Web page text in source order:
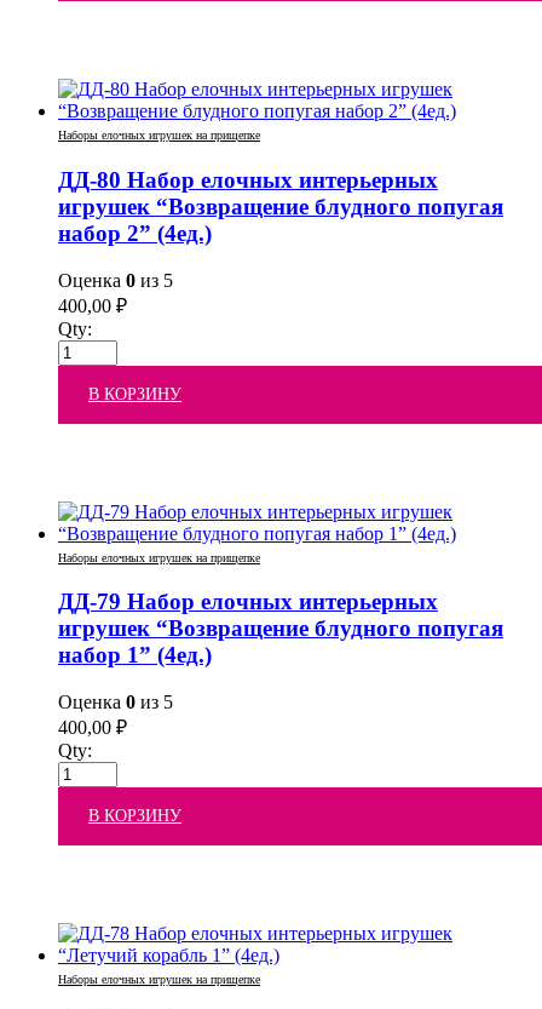
Наборы елочных игрушек на прищепке
ДД-80 Набор елочных интерьерных
игрушек “Возвращение блудного попугая
набор 2” (4ед.)
Оценка 0 из 5
400,00 ₽
Qty:
В КОРЗИНУ
Наборы елочных игрушек на прищепке
ДД-79 Набор елочных интерьерных
игрушек “Возвращение блудного попугая
набор 1” (4ед.)
Оценка 0 из 5
400,00 ₽
Qty:
В КОРЗИНУ
Наборы елочных игрушек на прищепке